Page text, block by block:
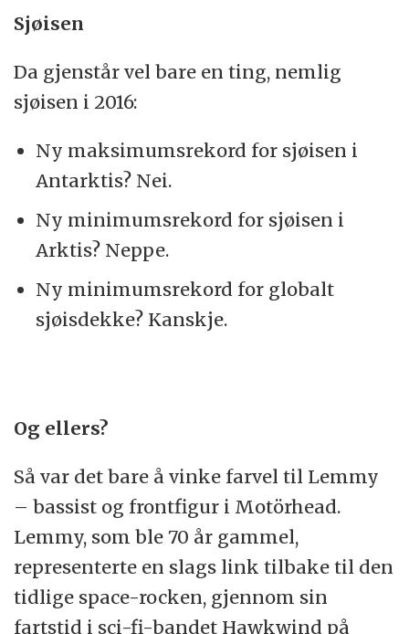
Sjøisen
Da gjenstår vel bare en ting, nemlig
sjøisen i 2016:
Ny maksimumsrekord for sjøisen i
Antarktis? Nei.
Ny minimumsrekord for sjøisen i
Arktis? Neppe.
Ny minimumsrekord for globalt
sjøisdekke? Kanskje.
Og ellers?
Så var det bare å vinke farvel til Lemmy
– bassist og frontfigur i Motörhead.
Lemmy, som ble 70 år gammel,
representerte en slags link tilbake til den
tidlige space-rocken, gjennom sin
fartstid i sci-fi-bandet Hawkwind på